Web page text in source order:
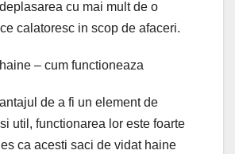
cu mai mult de o
calatoresc in scop de afaceri.
– cum functioneaza
de a fi un element de
util, functionarea lor este foarte
ca acesti saci de vidat haine